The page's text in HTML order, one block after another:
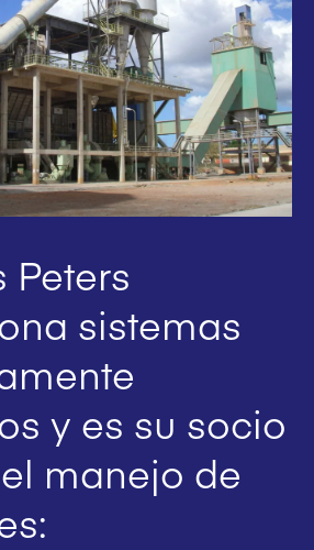
Peters
sistemas
y es su socio
manejo de